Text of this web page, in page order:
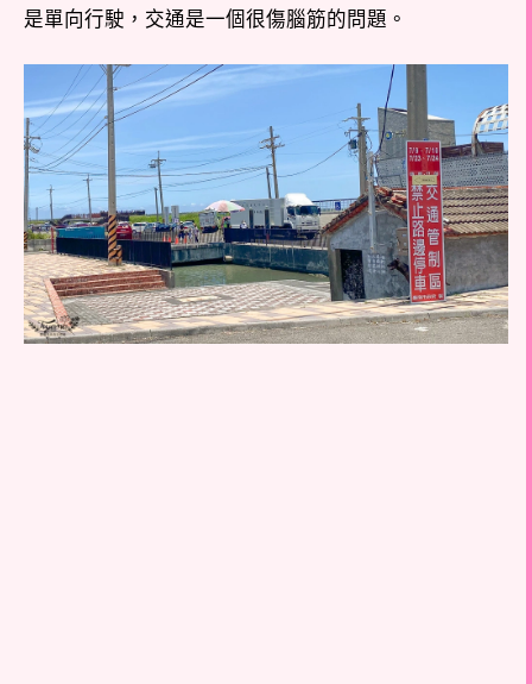
是單向行駛，交通是一個很傷腦筋的問題。